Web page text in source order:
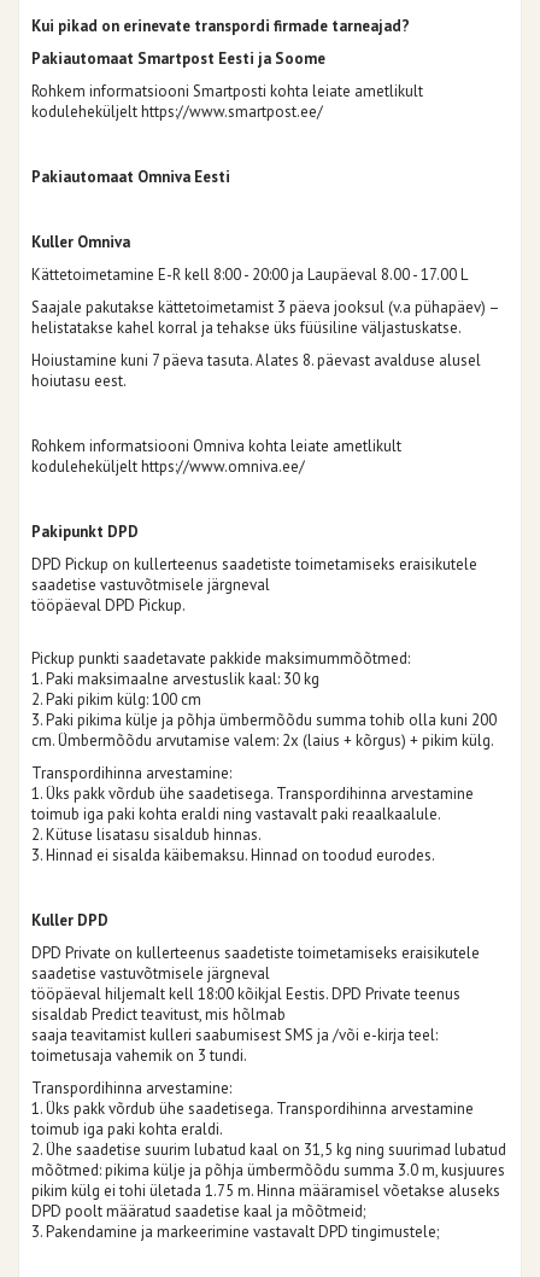
Kui pikad on erinevate transpordi firmade tarneajad?
Pakiautomaat Smartpost Eesti ja Soome
Rohkem informatsiooni Smartposti kohta leiate ametlikult
koduleheküljelthttps://www.smartpost.ee/
Pakiautomaat Omniva Eesti
Kuller Omniva
Kättetoimetamine E-R kell 8:00 - 20:00 ja Laupäeval 8.00 - 17.00 L
Saajale pakutakse kättetoimetamist 3 päeva jooksul (v.a pühapäev) –
helistatakse kahel korral ja tehakse üks füüsiline väljastuskatse.
Hoiustamine kuni 7 päeva tasuta. Alates 8. päevast avalduse alusel
hoiutasu eest.
Rohkem informatsiooni Omniva kohta leiate ametlikult
koduleheküljelthttps://www.omniva.ee/
Pakipunkt DPD
DPD Pickup on kullerteenus saadetiste toimetamiseks eraisikutele
saadetise vastuvõtmisele järgneval
tööpäeval DPD Pickup.
Pickup punkti saadetavate pakkide maksimummõõtmed:
1. Paki maksimaalne arvestuslik kaal: 30 kg
2. Paki pikim külg: 100 cm
3. Paki pikima külje ja põhja ümbermõõdu summa tohib olla kuni 200
cm. Ümbermõõdu arvutamise valem: 2x (laius + kõrgus) + pikim külg.
Transpordihinna arvestamine:
1. Üks pakk võrdub ühe saadetisega. Transpordihinna arvestamine
toimub iga paki kohta eraldi ning vastavalt paki reaalkaalule.
2. Kütuse lisatasu sisaldub hinnas.
3. Hinnad ei sisalda käibemaksu. Hinnad on toodud eurodes.
Kuller DPD
DPD Private on kullerteenus saadetiste toimetamiseks eraisikutele
saadetise vastuvõtmisele järgneval
tööpäeval hiljemalt kell 18:00 kõikjal Eestis. DPD Private teenus
sisaldab Predict teavitust, mis hõlmab
saaja teavitamist kulleri saabumisest SMS ja /või e-kirja teel:
toimetusaja vahemik on 3 tundi.
Transpordihinna arvestamine:
1. Üks pakk võrdub ühe saadetisega. Transpordihinna arvestamine
toimub iga paki kohta eraldi.
2. Ühe saadetise suurim lubatud kaal on 31,5 kg ning suurimad lubatud
mõõtmed: pikima külje ja põhja ümbermõõdu summa 3.0 m, kusjuures
pikim külg ei tohi ületada 1.75 m. Hinna määramisel võetakse aluseks
DPD poolt määratud saadetise kaal ja mõõtmeid;
3. Pakendamine ja markeerimine vastavalt DPD tingimustele;